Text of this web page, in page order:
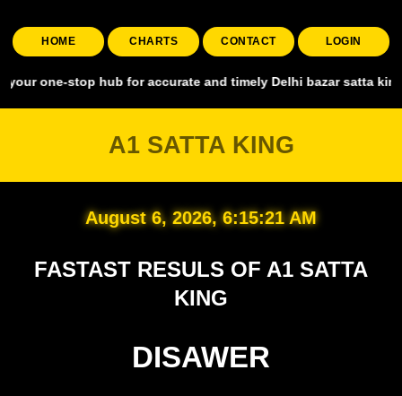
HOME CHARTS CONTACT LOGIN
hub for accurate and timely Delhi bazar satta king,
A1 SATTA KING
August 6, 2026, 6:15:22 AM
FASTAST RESULS OF A1 SATTA
KING
DISAWER